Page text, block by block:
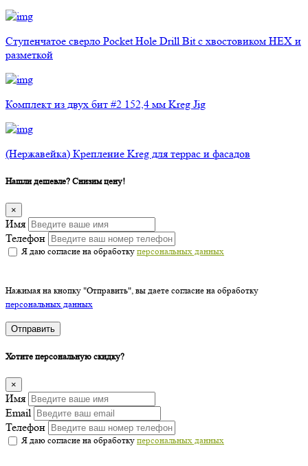
Ступенчатое сверло Pocket Hole Drill Bit с хвостовиком HEX и
разметкой
Комплект из двух бит #2 152,4 мм Kreg Jig
(Нержавейка) Крепление Kreg для террас и фасадов
Нашли дешевле? Снизим цену!
×
Имя
Телефон
Я даю согласие на обработку персональных данных
Нажимая на кнопку "Отправить", вы даете согласие на обработку
персональных данных
Отправить
Хотите персональную скидку?
×
Имя
Email
Телефон
Я даю согласие на обработку персональных данных